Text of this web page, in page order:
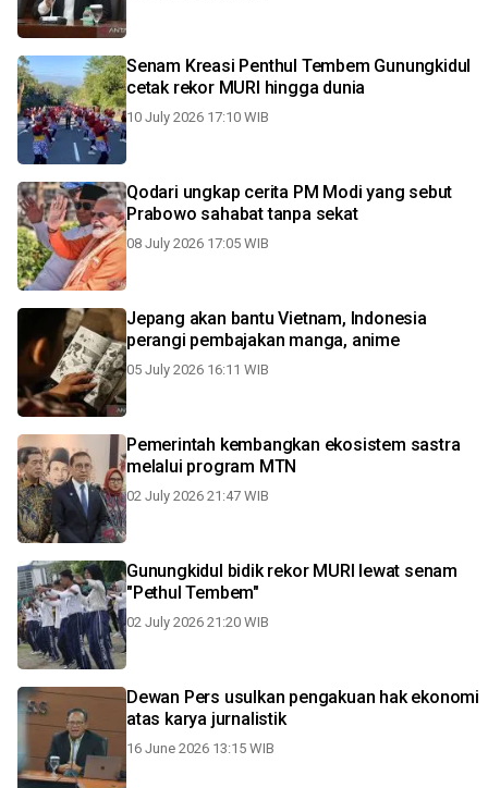
Senam Kreasi Penthul Tembem Gunungkidul
cetak rekor MURI hingga dunia
10 July 2026 17:10 WIB
Qodari ungkap cerita PM Modi yang sebut
Prabowo sahabat tanpa sekat
08 July 2026 17:05 WIB
Jepang akan bantu Vietnam, Indonesia
perangi pembajakan manga, anime
05 July 2026 16:11 WIB
Pemerintah kembangkan ekosistem sastra
melalui program MTN
02 July 2026 21:47 WIB
Gunungkidul bidik rekor MURI lewat senam
"Pethul Tembem"
02 July 2026 21:20 WIB
Dewan Pers usulkan pengakuan hak ekonomi
atas karya jurnalistik
16 June 2026 13:15 WIB